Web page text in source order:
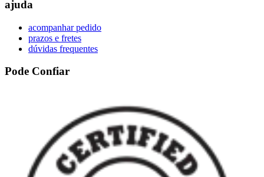
ajuda
acompanhar pedido
prazos e fretes
dúvidas frequentes
Pode Confiar